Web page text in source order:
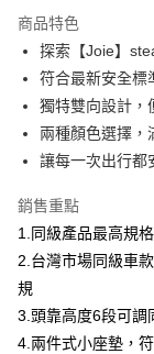
Google Pay
AFTEE先享後付
相關說明
【關於「AFTEE先享
AFTEE先享後付是
便利好安心！
２．便利：只要手機
３．安心：先確認商
【「AFTEE先享後付
１．於結帳方式選擇
２．訂單成立數日內
３．收到繳費通知簡
ATM付款
運送方式
宅配
每筆NT$100，滿
每筆NT$150，滿
商品特色
探索【Joie】
符合最新安全標
獨特雙向設計，
兩種顏色選擇，
讓每一次出行都
銷售重點
1.同級產品最高規
2.台灣市場同級車
規
3.頭靠高度6段可調
4.兩件式小座墊，